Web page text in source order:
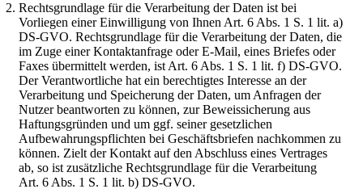
Rechtsgrundlage für die Verarbeitung der Daten ist bei
Vorliegen einer Einwilligung von Ihnen Art. 6 Abs. 1 S. 1 lit. a)
DS-GVO. Rechtsgrundlage für die Verarbeitung der Daten, die
im Zuge einer Kontaktanfrage oder E-Mail, eines Briefes oder
Faxes übermittelt werden, ist Art. 6 Abs. 1 S. 1 lit. f) DS-GVO.
Der Verantwortliche hat ein berechtigtes Interesse an der
Verarbeitung und Speicherung der Daten, um Anfragen der
Nutzer beantworten zu können, zur Beweissicherung aus
Haftungsgründen und um ggf. seiner gesetzlichen
Aufbewahrungspflichten bei Geschäftsbriefen nachkommen zu
können. Zielt der Kontakt auf den Abschluss eines Vertrages
ab, so ist zusätzliche Rechtsgrundlage für die Verarbeitung
Art. 6 Abs. 1 S. 1 lit. b) DS-GVO.